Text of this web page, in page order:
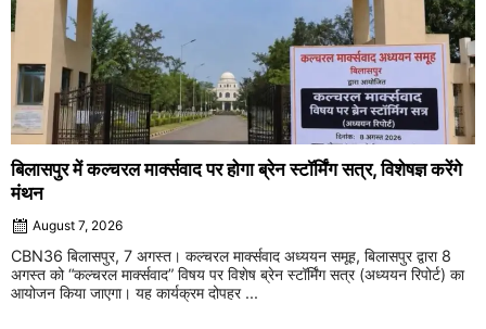
बिलासपुर में कल्चरल मार्क्सवाद पर होगा ब्रेन स्टॉर्मिंग सत्र, विशेषज्ञ करेंगे
मंथन
August 7, 2026
CBN36 बिलासपुर, 7 अगस्त। कल्चरल मार्क्सवाद अध्ययन समूह, बिलासपुर द्वारा 8
अगस्त को “कल्चरल मार्क्सवाद” विषय पर विशेष ब्रेन स्टॉर्मिंग सत्र (अध्ययन रिपोर्ट) का
आयोजन किया जाएगा। यह कार्यक्रम दोपहर ...